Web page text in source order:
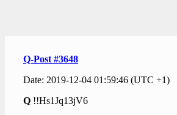
Q-Post #3648
Date: 2019-12-04 01:59:46 (UTC +1)
Q !!Hs1Jq13jV6